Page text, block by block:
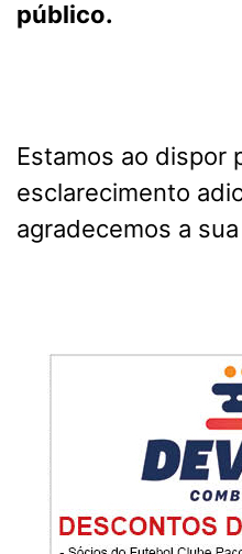
público.
Estamos ao dispor
esclarecimento
agradecemos a